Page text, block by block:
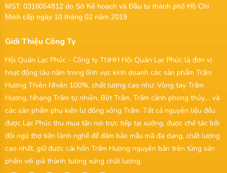
MST: 0316054812 do Sở Kế hoạch và Đầu tư thành phố Hồ Chí
Minh cấp ngày 10 tháng 02 năm 2019
Giới Thiệu Công Ty
Hội Quán Lạc Phúc - Công ty TNHH Hội Quán Lạc Phúc là đơn vị
hoạt động lâu năm trong lĩnh vực kinh doanh các sản phẩm Trầm
Hương Thiên Nhiên 100%, chất lượng cao như: Vòng tay Trầm
Hương, Nhang Trầm tự nhiên, Bột Trầm, Trầm cảnh phong thủy,... và
các sản phẩm phụ kiện lư đồng xông Trầm. Tất cả nguyên liệu đều
được Lạc Phúc thu mua tận nơi trực tiếp tại xưởng, được chế tác bởi
đội ngủ thợ tiện lành nghề để đảm bảo mẫu mã đa dạng, chất lượng
cao nhất, giữ được cái hồn Trầm Hương nguyên bản trên từng sản
phẩm với giá thành tương xứng chất lượng.